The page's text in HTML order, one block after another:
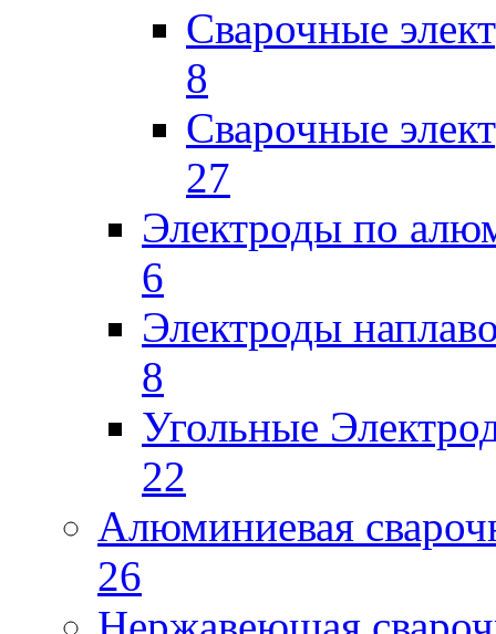
Сварочные
8
Сварочные
27
Электроды по
6
Электроды
8
Угольные
22
Алюминиевая
26